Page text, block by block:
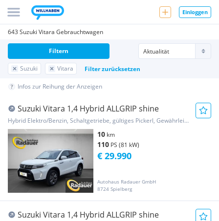
Einloggen
643 Suzuki Vitara Gebrauchtwagen
Suzuki Vitara Filter zurücksetzen
Filtern
Infos zur Reihung der Anzeigen
Suzuki Vitara 1,4 Hybrid ALLGRIP shine
Hybrid Elektro/Benzin, Schaltgetriebe, gültiges Pickerl, Gewährleistung
10 km
110 PS (81 kW)
Autohaus Radauer GmbH
8724 Spielberg
€ 29.990
Suzuki Vitara 1,4 Hybrid ALLGRIP shine